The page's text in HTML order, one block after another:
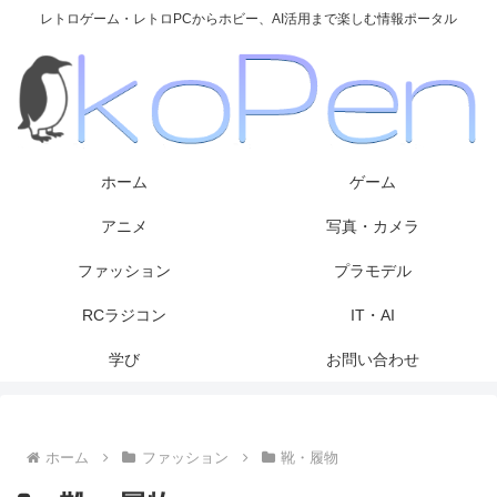
レトロゲーム・レトロPCからホビー、AI活用まで楽しむ情報ポータル
ホーム ゲーム
アニメ 写真・カメラ
ファッション プラモデル
RCラジコン IT・AI
学び お問い合わせ
ホーム ファッション 靴・履物